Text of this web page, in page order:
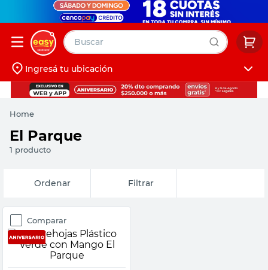
Buscar
Iniciá sesión
Ingresá tu ubicación
Home
El Parque
1 producto
Fecha de
release
Filtrar
Comparar
muebles
pintura
escritorio
puertas